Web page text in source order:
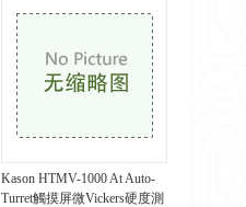
Kason HTMV-1000 At Auto-
Turret觸摸屏微Vickers硬度測